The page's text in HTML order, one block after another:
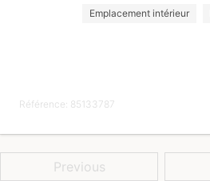
Emplacement intérieur
Référence: 85133787
Previous